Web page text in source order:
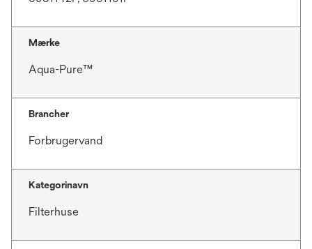
Mærke
Aqua-Pure™
Brancher
Forbrugervand
Kategorinavn
Filterhuse